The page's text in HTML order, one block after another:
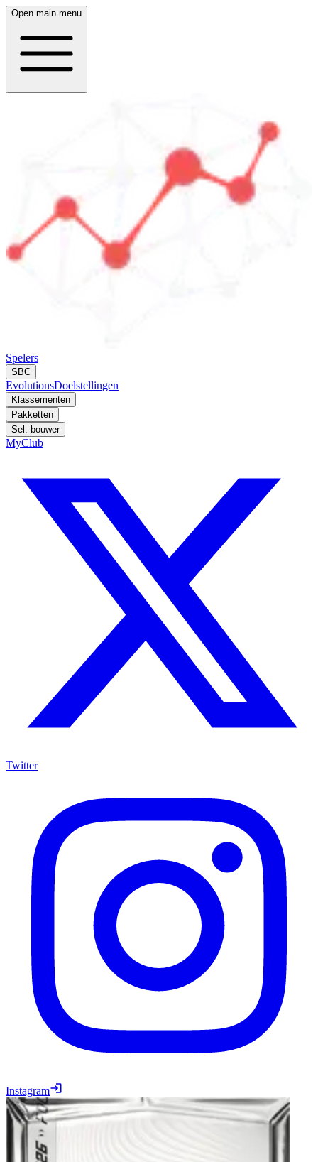
Open main menu
Spelers
SBC
EvolutionsDoelstellingen
Klassementen
Pakketten
Sel. bouwer
MyClub
Twitter
Instagram